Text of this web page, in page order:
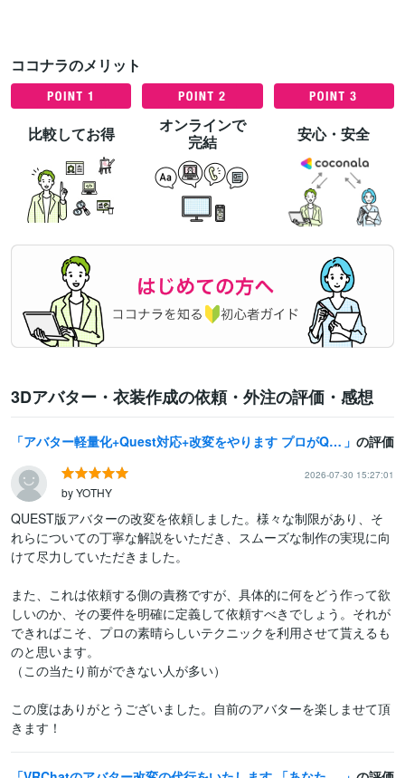
すべて見る
ココナラのメリット
比較してお得
オンラインで
完結
安心・安全
3Dアバター・衣装作成の依頼・外注の評価・感想
アバター軽量化+Quest対応+改変をやります プロがQuest対応、改変、アップロードまで！一気通貫！ の評価
2026-07-30 15:27:01
by YOTHY
QUEST版アバターの改変を依頼しました。様々な制限があり、そ
れらについての丁寧な解説をいただき、スムーズな制作の実現に向
けて尽力していただきました。
また、これは依頼する側の責務ですが、具体的に何をどう作って欲
しいのか、その要件を明確に定義して依頼すべきでしょう。それが
できればこそ、プロの素晴らしいテクニックを利用させて貰えるも
のと思います。
（この当たり前ができない人が多い）
この度はありがとうございました。自前のアバターを楽しませて頂
きます！